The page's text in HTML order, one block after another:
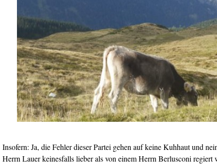
Insofern: Ja, die Fehler dieser Partei gehen auf keine Kuhhaut und
Herrn Lauer keinesfalls lieber als von einem Herrn Berlusconi regiert